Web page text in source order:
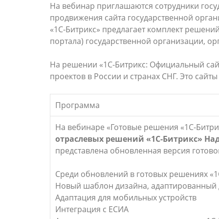
На вебинар приглашаются сотрудники
продвижения сайта государственной
«1С-Битрикс» предлагает комплект
портала) государственной организации,
На решении «1С-Битрикс: Официальный
проектов в России и странах СНГ. Это
Программа
На вебинаре «Готовые решения «1С-
отраслевых решений «1С-Битрикс»
представлена обновленная версия
Среди обновлений в готовых решениях
Новый шаблон дизайна, адаптированный
Адаптация для мобильных устройств
Интеграция с ЕСИА